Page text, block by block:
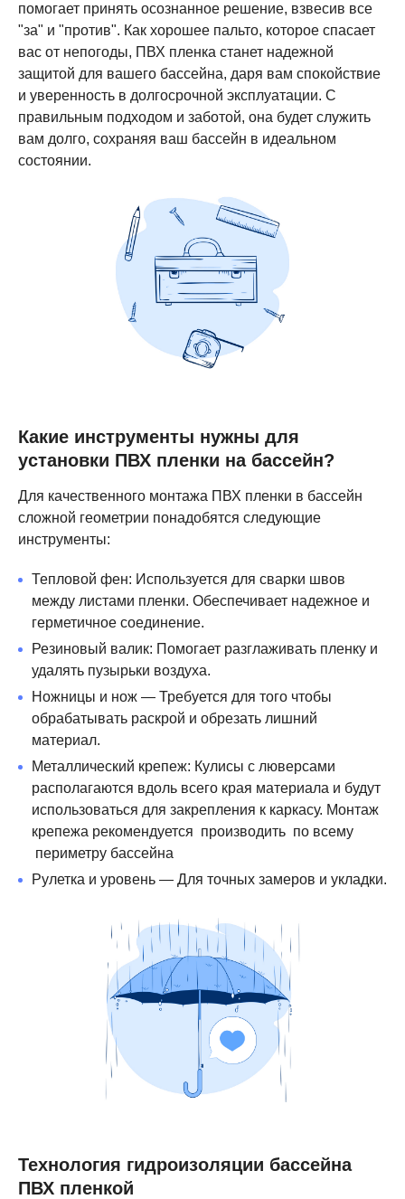
помогает принять осознанное решение, взвесив все
"за" и "против". Как хорошее пальто, которое спасает
вас от непогоды, ПВХ пленка станет надежной
защитой для вашего бассейна, даря вам спокойствие
и уверенность в долгосрочной эксплуатации. С
правильным подходом и заботой, она будет служить
вам долго, сохраняя ваш бассейн в идеальном
состоянии.
Какие инструменты нужны для
установки ПВХ пленки на бассейн?
Для качественного монтажа ПВХ пленки в бассейн
сложной геометрии понадобятся следующие
инструменты:
Тепловой фен: Используется для сварки швов
между листами пленки. Обеспечивает надежное и
герметичное соединение.
Резиновый валик: Помогает разглаживать пленку и
удалять пузырьки воздуха.
Ножницы и нож — Требуется для того чтобы
обрабатывать раскрой и обрезать лишний
материал.
Металлический крепеж: Кулисы с люверсами
располагаются вдоль всего края материала и будут
использоваться для закрепления к каркасу. Монтаж
крепежа рекомендуется производить по всему
периметру бассейна
Рулетка и уровень — Для точных замеров и укладки.
Технология гидроизоляции бассейна
ПВХ пленкой